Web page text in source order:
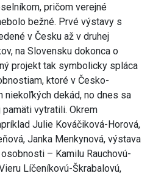
pričom verejné
bežné. Prvé výstavy s
v Česku až v druhej
na Slovensku dokonca o
projekt tak symbolicky spláca
ktoré v Česko-
niekoľkých dekád, no dnes sa
vytratili. Okrem
Julie Kováčiková-Horová,
Janka Menkynová, výstava
– Kamilu Rauchovú-
Líčeníkovú-Škrabalovú,